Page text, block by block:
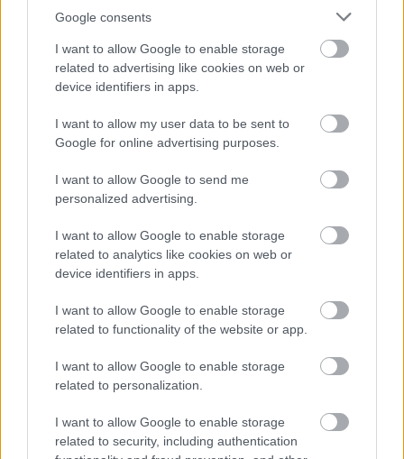
Google consents
I want to allow Google to enable storage
related to advertising like cookies on web or
device identifiers in apps.
I want to allow my user data to be sent to
Google for online advertising purposes.
I want to allow Google to send me
personalized advertising.
I want to allow Google to enable storage
related to analytics like cookies on web or
device identifiers in apps.
I want to allow Google to enable storage
related to functionality of the website or app.
I want to allow Google to enable storage
related to personalization.
I want to allow Google to enable storage
related to security, including authentication
Referenciák
Milyen véleménnyel vannak a korábbi
hallgatók? Vannak-e sikersztorik?
RugalmasságOnline, offline vagy hibrid? Melyik
illeszkedik az életvitelünkhöz?
Ár-érték
Ne a legolcsóbbat keressük, hanem
azt, ami a legtöbb gyakorlati tudást
A döntés előtt érdemes alaposan tájékozódni a
képző intézményről. Egy professzionális szolgáltató
nyíltan kommunikálja, miben jobb a
versenytársaknál. Érdemes feltenni a kérdést:
minket válassz? Egy jó cég erre konkrét, meggyőző
válaszokkal szolgál, bemutatva a módszertanát és a
szakértői csapatát. A digitális marketing alfája és
ómegája a keresőoptimalizálás. Mielőtt bármibe is
fektetnénk, fel kell mérni a jelenlegi helyzetet. Egy
alaposSEO-auditmegmutatja egy weboldal
építeni a jövőbeli stratégiát, amit egy képzésen
elsajátíthatunk.